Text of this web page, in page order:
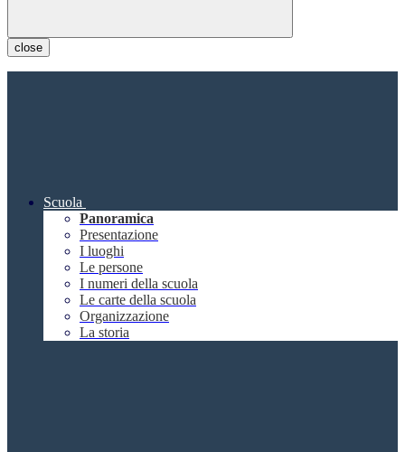
close
Scuola
Panoramica
Presentazione
I luoghi
Le persone
I numeri della scuola
Le carte della scuola
Organizzazione
La storia